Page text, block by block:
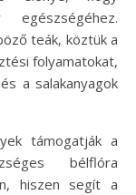
teák, köztük a
folyamatokat,
a salakanyagok
támogatják a
bélflóra
hiszen segít a